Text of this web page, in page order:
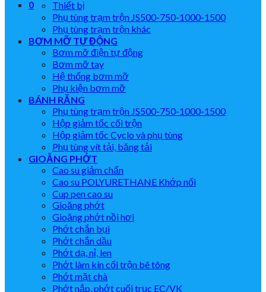
0
Thiết bị
Phụ tùng trạm trộn JS500-750-1000-1500
Phụ tùng trạm trộn khác
BƠM MỠ TỰ ĐỘNG
Bơm mỡ điện tự động
Bơm mỡ tay
Hệ thống bơm mỡ
Phụ kiện bơm mỡ
BÁNH RĂNG
Phụ tùng trạm trộn JS500-750-1000-1500
Hộp giảm tốc cối trộn
Hộp giảm tốc Cyclo và phụ tùng
Phụ tùng vít tải, băng tải
GIOĂNG PHỚT
Cao su giảm chấn
Cao su POLYURETHANE Khớp nối
Cup pen cao su
Gioăng phớt
Gioăng phớt nồi hơi
Phớt chắn bụi
Phớt chắn dầu
Phớt dạ, nỉ, len
Phớt làm kín cối trộn bê tông
Phớt mặt chà
Phớt nắp, phớt cuối trục EC/VK